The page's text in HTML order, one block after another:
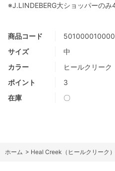
商品コード
サイズ
中
カラー
ヒールクリーク
ポイント
3
在庫
〇
※J.LINDEBERG大ショッパーの
ホーム > Heal Creek（ヒールクリーク）